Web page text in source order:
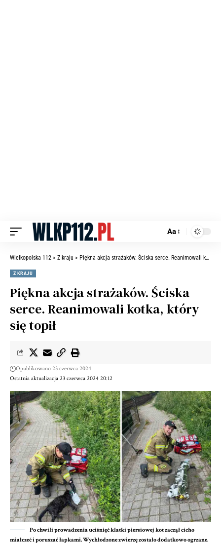
Aa
Wielkopolska 112 > Z kraju > Piękna akcja strażaków. Ściska serce. Reanimowali kotka, który się topił
Z KRAJU
Piękna akcja strażaków. Ściska
serce. Reanimowali kotka, który
się topił
Ostatnia aktualizacja 23 czerwca 2024 20:12
Opublikowano 23 czerwca 2024
Po chwili prowadzenia uciśnięć klatki piersiowej kot zaczął cicho
miałczeć i poruszać łapkami. Wychłodzone zwierzę zostało dodatkowo ogrzane.